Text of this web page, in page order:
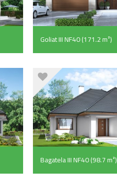
Goliat III NF40 (171.2 m²)
Bagatela III NF40 (98.7 m²)